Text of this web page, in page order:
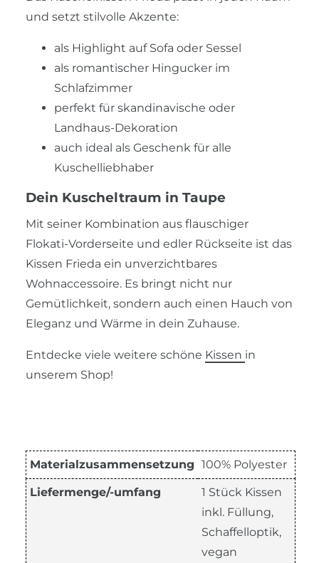
und setzt stilvolle Akzente:
als Highlight auf Sofa oder Sessel
als romantischer Hingucker im
Schlafzimmer
perfekt für skandinavische oder
Landhaus-Dekoration
auch ideal als Geschenk für alle
Kuschelliebhaber
Dein Kuscheltraum in Taupe
Mit seiner Kombination aus flauschiger
Flokati-Vorderseite und edler Rückseite ist das
Kissen Frieda ein unverzichtbares
Wohnaccessoire. Es bringt nicht nur
Gemütlichkeit, sondern auch einen Hauch von
Eleganz und Wärme in dein Zuhause.
Entdecke viele weitere schöne Kissen in
unserem Shop!
Materialzusammensetzung 100% Polyester
Liefermenge/-umfang
1 Stück Kissen
inkl. Füllung,
Schaffelloptik,
vegan